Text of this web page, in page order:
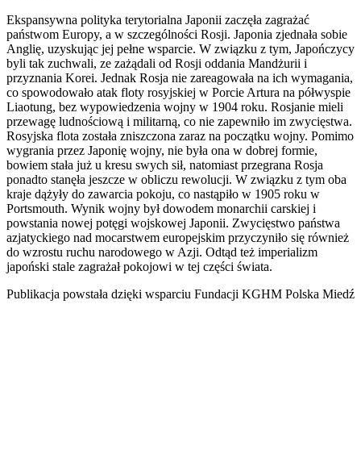
Ekspansywna polityka terytorialna Japonii zaczęła zagrażać
państwom Europy, a w szczególności Rosji. Japonia zjednała sobie
Anglię, uzyskując jej pełne wsparcie. W związku z tym, Japończycy
byli tak zuchwali, ze zażądali od Rosji oddania Mandżurii i
przyznania Korei. Jednak Rosja nie zareagowała na ich wymagania,
co spowodowało atak floty rosyjskiej w Porcie Artura na półwyspie
Liaotung, bez wypowiedzenia wojny w 1904 roku. Rosjanie mieli
przewagę ludnościową i militarną, co nie zapewniło im zwycięstwa.
Rosyjska flota została zniszczona zaraz na początku wojny. Pomimo
wygrania przez Japonię wojny, nie była ona w dobrej formie,
bowiem stała już u kresu swych sił, natomiast przegrana Rosja
ponadto stanęła jeszcze w obliczu rewolucji. W związku z tym oba
kraje dążyły do zawarcia pokoju, co nastąpiło w 1905 roku w
Portsmouth. Wynik wojny był dowodem monarchii carskiej i
powstania nowej potęgi wojskowej Japonii. Zwycięstwo państwa
azjatyckiego nad mocarstwem europejskim przyczyniło się również
do wzrostu ruchu narodowego w Azji. Odtąd też imperializm
japoński stale zagrażał pokojowi w tej części świata.
Publikacja powstała dzięki wsparciu Fundacji KGHM Polska Miedź